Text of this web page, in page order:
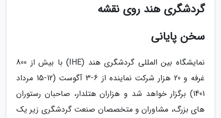
گردشگری هند روی نقشه
سخن پایانی
نمایشگاه بین المللی گردشگری هند (IHE) با بیش از 800
غرفه و 20 هزار شرکت نماینده از 6-3 آگوست (12-15 مرداد
1401) برگزار خواهد شد و هزاران هتلدار، صاحبان رستوران
های بزرگ، مشاوران و متخصصان صنعت گردشگری زیر یک